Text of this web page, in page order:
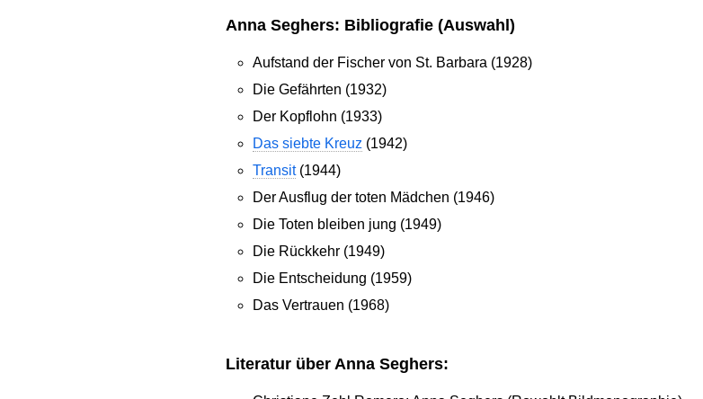
Anna Seghers: Bibliografie (Auswahl)
Aufstand der Fischer von St. Barbara (1928)
Die Gefährten (1932)
Der Kopflohn (1933)
Das siebte Kreuz (1942)
Transit(1944)
Der Ausflug der toten Mädchen (1946)
Die Toten bleiben jung (1949)
Die Rückkehr (1949)
Die Entscheidung (1959)
Das Vertrauen (1968)
Literatur über Anna Seghers: